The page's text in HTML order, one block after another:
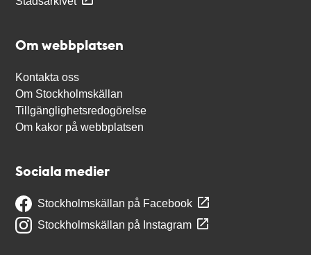
Om webbplatsen
Kontakta oss
Om Stockholmskällan
Tillgänglighetsredogörelse
Om kakor på webbplatsen
Sociala medier
Stockholmskällan på Facebook
Stockholmskällan på Instagram